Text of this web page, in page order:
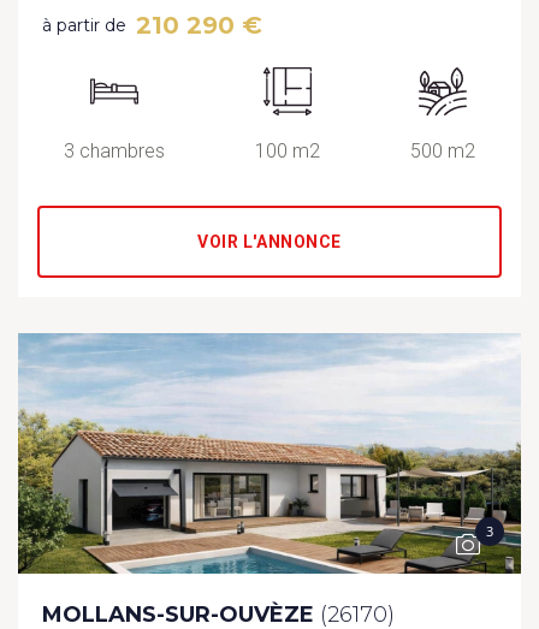
à partir de 210 290 €
3 chambres 100 m2 500 m2
VOIR L'ANNONCE
3
MOLLANS-SUR-OUVÈZE (26170)